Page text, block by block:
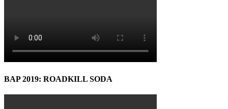
BAP 2019: ROADKILL SODA